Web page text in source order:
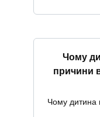
Чому
причини
Чому дитина